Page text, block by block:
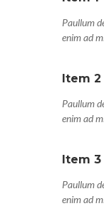
Paullum
enim ad
Item 2
Paullum
enim ad
Item 3
Paullum
enim ad